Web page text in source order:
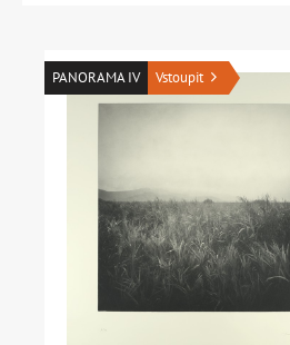
PANORAMA IV Vstoupit